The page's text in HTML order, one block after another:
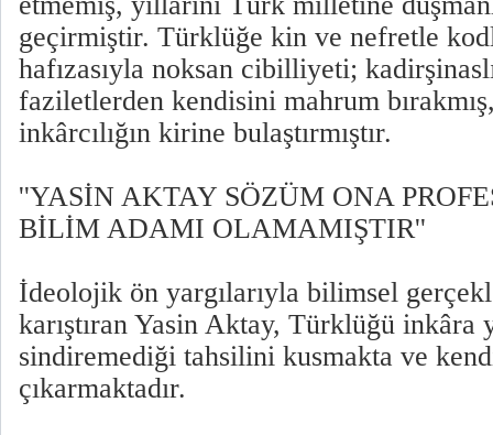
geçirmiştir. Türklüğe kin ve nefretle
hafızasıyla noksan cibilliyeti;
faziletlerden kendisini mahrum
inkârcılığın kirine bulaştırmıştır.
''YASİN AKTAY SÖZÜM ONA
BİLİM ADAMI OLAMAMIŞTIR''
İdeolojik ön yargılarıyla bilimsel
karıştıran Yasin Aktay, Türklüğü inkâra
sindiremediği tahsilini kusmakta ve
çıkarmaktadır.